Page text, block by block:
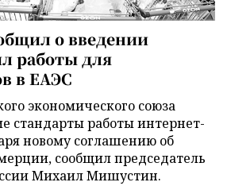
о введении
работы для
в ЕАЭС
экономического союза
стандарты работы интернет-
новому соглашению об
сообщил председатель
Михаил Мишустин.